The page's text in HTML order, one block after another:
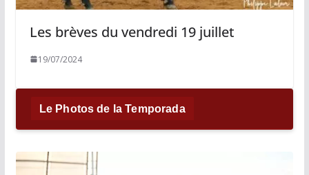
Les brèves du vendredi 19 juillet
19/07/2024
Le Photos de la Temporada